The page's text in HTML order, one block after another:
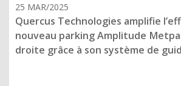
25 MAR/2025
Quercus Technologies amplifie
nouveau parking Amplitude
droite grâce à son système de